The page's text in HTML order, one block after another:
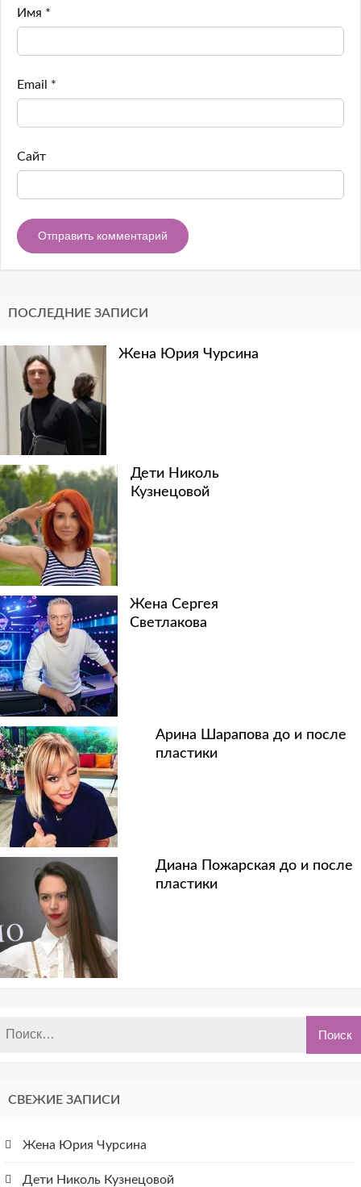
Имя *
Email *
Сайт
ПОСЛЕДНИЕ ЗАПИСИ
Жена Юрия Чурсина
Дети Николь
Кузнецовой
Жена Сергея
Светлакова
Арина Шарапова до и после
пластики
Диана Пожарская до и после
пластики
СВЕЖИЕ ЗАПИСИ
Жена Юрия Чурсина
Дети Николь Кузнецовой